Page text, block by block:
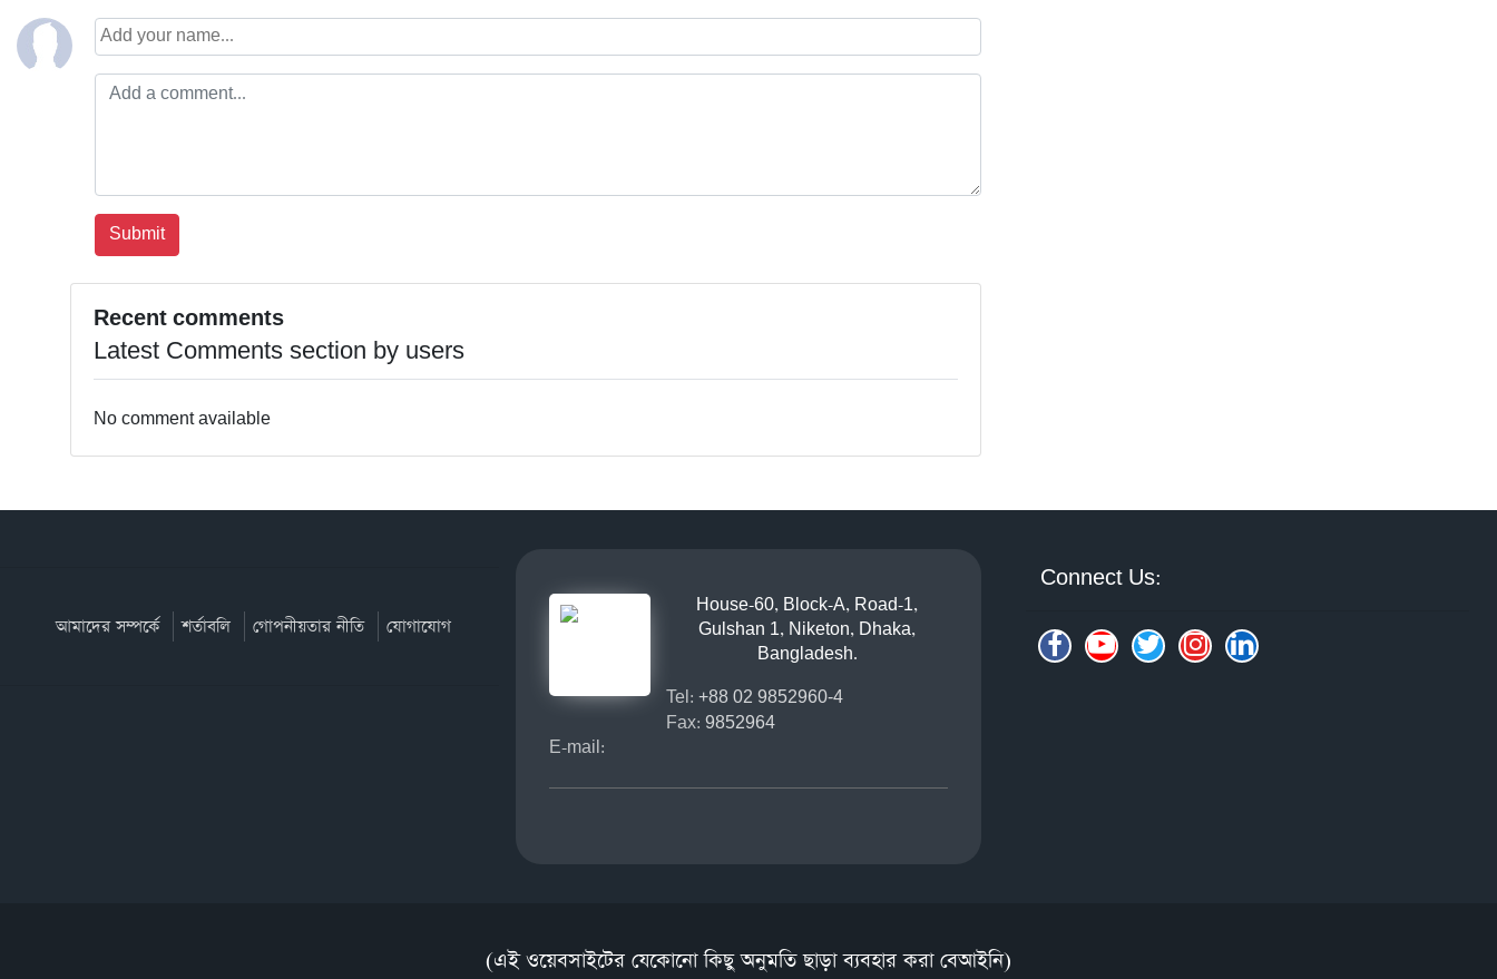
Recent comments
Latest Comments section by users
No comment available
আমাদের সম্পর্কে শর্তাবলি গোপনীয়তার নীতি যোগাযোগ
House-60, Block-A, Road-1,
Gulshan 1, Niketon, Dhaka,
Bangladesh.
Tel: +88 02 9852960-4
Fax: 9852964
E-mail:
Connect Us:
(এই ওয়েবসাইটের যেকোনো কিছু অনুমতি ছাড়া ব্যবহার করা বেআইনি)